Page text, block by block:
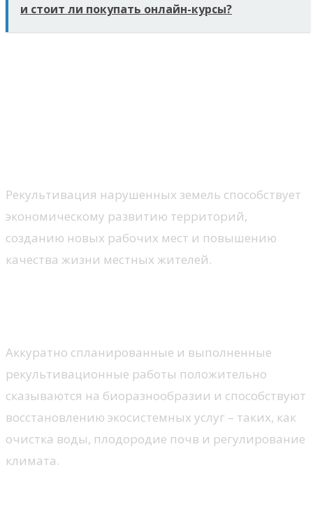
и стоит ли покупать онлайн-курсы?
Рекультивация нарушенных земель способствует
экономическому развитию территорий,
созданию новых рабочих мест и повышению
качества жизни местных жителей.
Аккуратно спланированные и выполненные
рекультивационные работы положительно
сказываются на биоразнообразии и способствуют
восстановлению экосистемных услуг – таких, как
очистка воды, плодородие почв и регулирование
климата.